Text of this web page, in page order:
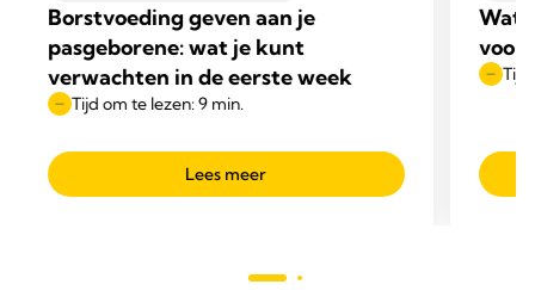
Borstvoeding geven aan je
pasgeborene: wat je kunt
verwachten in de eerste week
Tijd om te lezen: 9 min.
Lees meer
Wat
Tijd